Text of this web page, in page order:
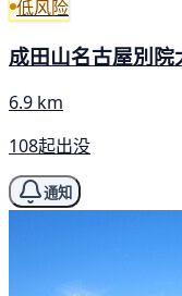
低风险
成田山名古屋別院
6.9 km
108起出没
通知